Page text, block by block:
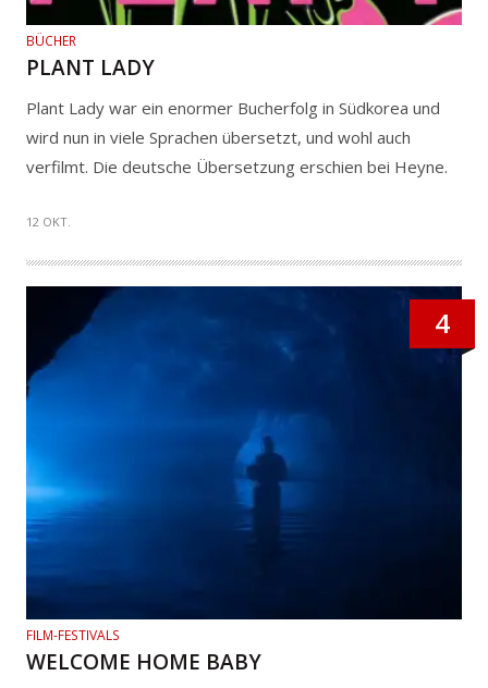
BÜCHER
PLANT LADY
Plant Lady war ein enormer Bucherfolg in Südkorea und
wird nun in viele Sprachen übersetzt, und wohl auch
verfilmt. Die deutsche Übersetzung erschien bei Heyne.
12 OKT.
4
FILM-FESTIVALS
WELCOME HOME BABY